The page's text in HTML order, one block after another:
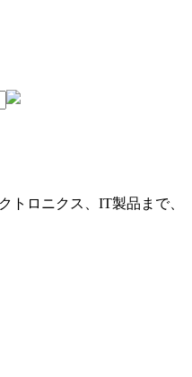
トロニクス、IT製品まで、